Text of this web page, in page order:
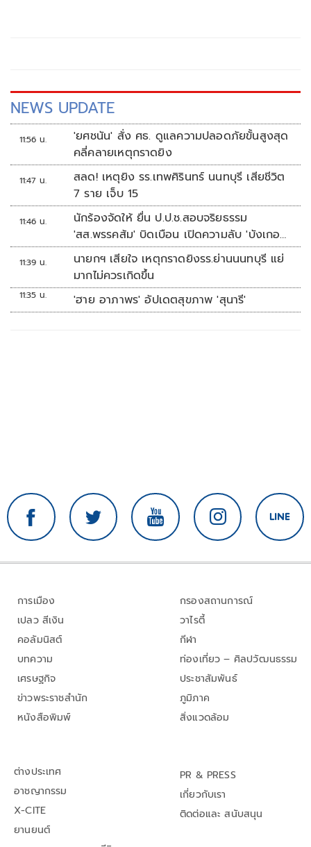
NEWS UPDATE
11:56 น.
'ยศชนัน' สั่ง ศธ. ดูแลความปลอดภัยขั้นสูงสุด
คลี่คลายเหตุกราดยิง
11:47 น.
สลด! เหตุยิง รร.เทพศิรินทร์ นนทบุรี เสียชีวิต
7 ราย เจ็บ 15
11:46 น.
นักร้องจัดให้ ยื่น ป.ป.ช.สอบจริยธรรม
'สส.พรรคส้ม' บิดเบือน เปิดความลับ 'บังเกอร์
ทหาร'
11:39 น.
นายกฯ เสียใจ เหตุกราดยิงรร.ย่านนนทบุรี แย่
มากไม่ควรเกิดขึ้น
11:35 น. 'ฮาย อาภาพร' อัปเดตสุขภาพ 'สุนารี'
การเมือง
เปลว สีเงิน
คอลัมนิสต์
บทความ
เศรษฐกิจ
ข่าวพระราชสำนัก
หนังสือพิมพ์
กรองสถานการณ์
วาไรตี้
กีฬา
ท่องเที่ยว – ศิลปวัฒนธรรม
ประชาสัมพันธ์
ภูมิภาค
สิ่งแวดล้อม
ต่างประเทศ
อาชญากรรม
X-CITE
ยานยนต์
PR & PRESS
เกี่ยวกับเรา
ติดต่อและ สนับสนุน